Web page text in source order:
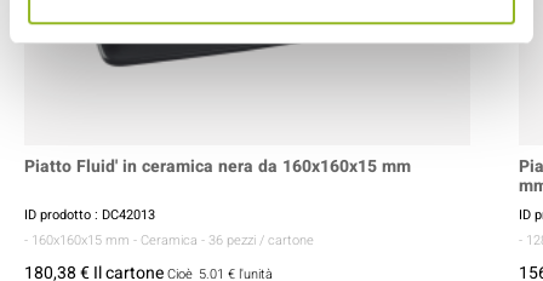
Piatto Fluid' in ceramica nera da 160x160x15 mm
ID prodotto : DC42013
- 160x160x15 mm - Ceramica - 36 pezzi / cartone
180,38 € Il cartoneCioè 5.01 € l'unità
ID
-